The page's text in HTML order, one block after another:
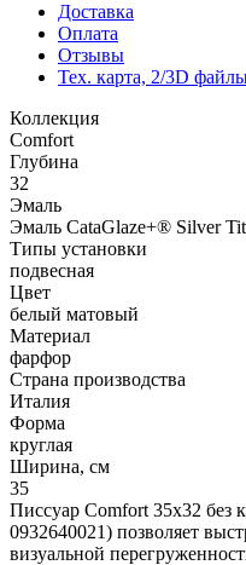
Доставка
Оплата
Отзывы
Тех. карта, 2/3D
Коллекция
Comfort
Глубина
32
Эмаль
Эмаль CataGlaze+® Silver
Типы установки
подвесная
Цвет
белый матовый
Материал
фарфор
Страна производства
Италия
Форма
круглая
Ширина, см
35
Писсуар Comfort 35x32
0932640021) позволяет
визуальной